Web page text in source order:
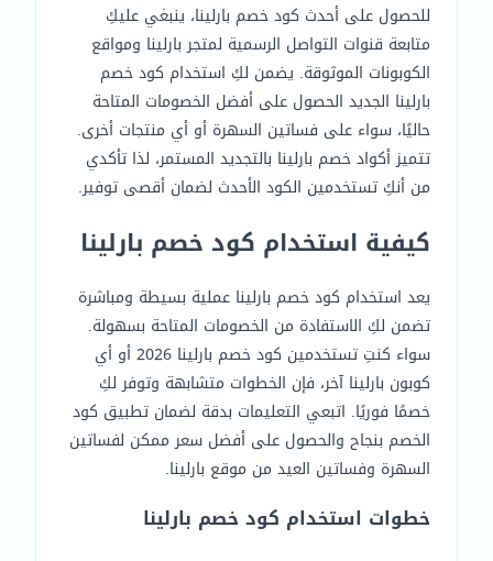
للحصول على أحدث كود خصم بارلينا، ينبغي عليكِ
متابعة قنوات التواصل الرسمية لمتجر بارلينا ومواقع
الكوبونات الموثوقة. يضمن لكِ استخدام كود خصم
بارلينا الجديد الحصول على أفضل الخصومات المتاحة
حاليًا، سواء على فساتين السهرة أو أي منتجات أخرى.
تتميز أكواد خصم بارلينا بالتجديد المستمر، لذا تأكدي
من أنكِ تستخدمين الكود الأحدث لضمان أقصى توفير.
كيفية استخدام كود خصم بارلينا
يعد استخدام كود خصم بارلينا عملية بسيطة ومباشرة
تضمن لكِ الاستفادة من الخصومات المتاحة بسهولة.
سواء كنتِ تستخدمين كود خصم بارلينا 2026 أو أي
كوبون بارلينا آخر، فإن الخطوات متشابهة وتوفر لكِ
خصمًا فوريًا. اتبعي التعليمات بدقة لضمان تطبيق كود
الخصم بنجاح والحصول على أفضل سعر ممكن لفساتين
السهرة وفساتين العيد من موقع بارلينا.
خطوات استخدام كود خصم بارلينا